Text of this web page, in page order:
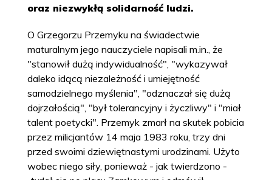
oraz niezwykłą solidarność ludzi.
O Grzegorzu Przemyku na świadectwie
maturalnym jego nauczyciele napisali m.in., że
"stanowił dużą indywidualność", "wykazywał
daleko idącą niezależność i umiejętność
samodzielnego myślenia", "odznaczał się dużą
dojrzałością", "był tolerancyjny i życzliwy" i "miał
talent poetycki". Przemyk zmarł na skutek pobicia
przez milicjantów 14 maja 1983 roku, trzy dni
przed swoimi dziewiętnastymi urodzinami. Użyto
wobec niego siły, ponieważ - jak twierdzono -